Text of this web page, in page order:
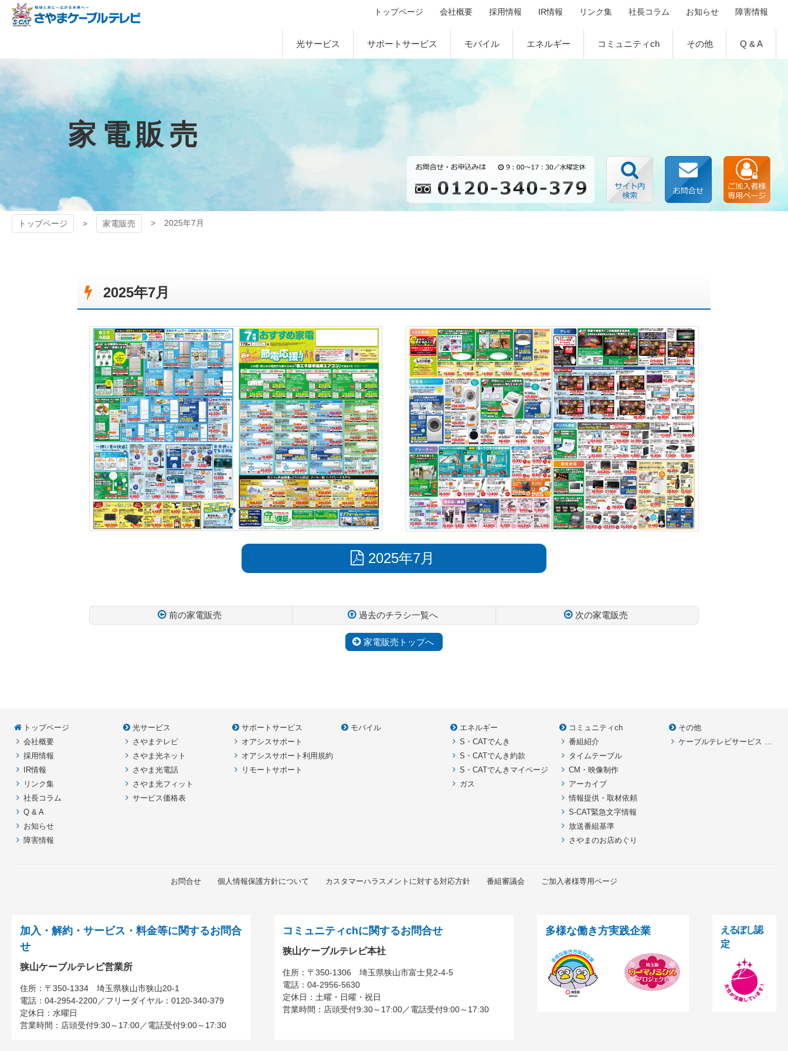
本
キ
ッ
テレビ
トップページ 会社概要 採用情報 IR情報 リンク集 社長コラム お知らせ 障害情報
光サービス サポートサービス モバイル エネルギー コミュニティch その他 Q & A
家電販売
トップページ 家電販売 2025年7月
2025年7月
2025年7月
前の家電販売 過去のチラシ一覧へ 次の家電販売
家電販売トップへ
本頭
トップページ
会社概要
採用情報
IR情報
リンク集
社長コラム
Q & A
お知らせ
障害情報
光サービス
さやまテレビ
さやま光ネット
さやま光電話
さやま光フィット
サービス価格表
サポートサービス
オアシスサポート
オアシスサポート利用規約
リモートサポート
モバイル
エネルギー
S・CATでんき
S・CATでんき約款
S・CATでんきマイページ
ガス
コミュニティch
番組紹介
タイムテーブル
CM・映像制作
アーカイブ
情報提供・取材依頼
S-CAT緊急文字情報
放送番組基準
さやまのお店めぐり
その他
ケーブルテレビサービス HOME
お問合せ 個人情報保護方針について カスタマーハラスメントに対する対応方針 番組審議会 ご加入者様専用ページ
加入・解約・サービス・料金等に関するお問合
せ
狭山ケーブルテレビ営業所
住所： 〒350-1334 埼玉県狭山市狭山20-1
電話： 04-2954-2200／フリーダイヤル：0120-340-379
定休日：水曜日
営業時間： 店頭受付9:30～17:00／電話受付9:00～17:30
コミュニティchに関するお問合せ
狭山ケーブルテレビ本社
住所： 〒350-1306 埼玉県狭山市富士見2-4-5
電話： 04-2956-5630
定休日：土曜・日曜・祝日
営業時間： 店頭受付9:30～17:00／電話受付9:00～17:30
多様な働き方実践企業
えるぼし認
定